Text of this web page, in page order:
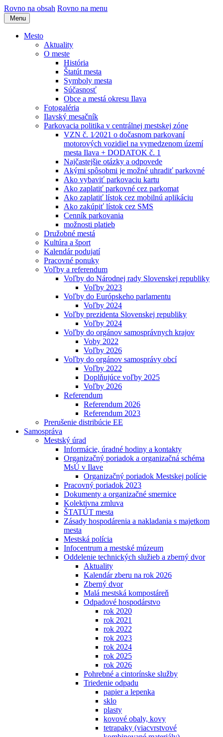
Rovno na obsah Rovno na menu
Menu
Mesto
Aktuality
O meste
História
Štatút mesta
Symboly mesta
Súčasnosť
Obce a mestá okresu Ilava
Fotogaléria
Ilavský mesačník
Parkovacia politika v centrálnej mestskej zóne
VZN č. 1⁄2021 o dočasnom parkovaní
motorových vozidiel na vymedzenom území
mesta Ilava + DODATOK č. 1
Najčastejšie otázky a odpovede
Akými spôsobmi je možné uhradiť parkovné
Ako vybaviť parkovaciu kartu
Ako zaplatiť parkovné cez parkomat
Ako zaplatiť lístok cez mobilnú aplikáciu
Ako zakúpiť lístok cez SMS
Cenník parkovania
možnosti platieb
Družobné mestá
Kultúra a šport
Kalendár podujatí
Pracovné ponuky
Voľby a referendum
Voľby do Národnej rady Slovenskej republiky
Voľby 2023
Voľby do Európskeho parlamentu
Voľby 2024
Voľby prezidenta Slovenskej republiky
Voľby 2024
Voľby do orgánov samosprávnych krajov
Voby 2022
Voľby 2026
Voľby do orgánov samosprávy obcí
Voľby 2022
Doplňujúce voľby 2025
Voľby 2026
Referendum
Referendum 2026
Referendum 2023
Prerušenie distribúcie EE
Samospráva
Mestský úrad
Informácie, úradné hodiny a kontakty
Organizačný poriadok a organizačná schéma
MsÚ v Ilave
Organizačný poriadok Mestskej polície
Pracovný poriadok 2023
Dokumenty a organizačné smernice
Kolektivna zmluva
ŠTATÚT mesta
Zásady hospodárenia a nakladania s majetkom
mesta
Mestská polícia
Infocentrum a mestské múzeum
Oddelenie technických služieb a zberný dvor
Aktuality
Kalendár zberu na rok 2026
Zberný dvor
Malá mestská kompostáreň
Odpadové hospodárstvo
rok 2020
rok 2021
rok 2022
rok 2023
rok 2024
rok 2025
rok 2026
Pohrebné a cintorínske služby
Triedenie odpadu
papier a lepenka
sklo
plasty
kovové obaly, kovy
tetrapaky (viacvrstvové